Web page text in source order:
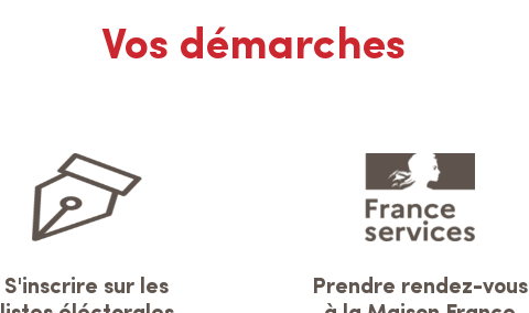
Vos démarches
S'inscrire sur les
Prendre rendez-vous